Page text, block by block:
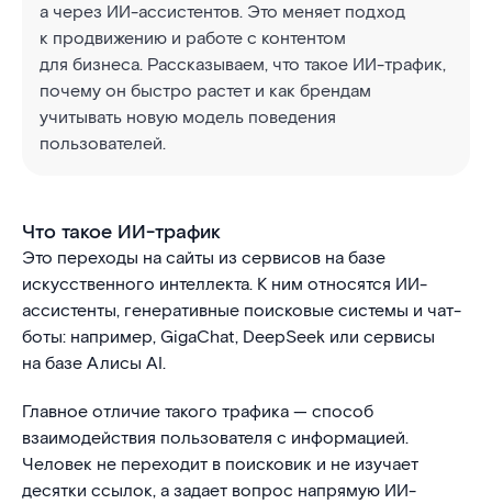
а через ИИ-ассистентов. Это меняет подход
к продвижению и работе с контентом
для бизнеса. Рассказываем, что такое ИИ-трафик,
почему он быстро растет и как брендам
учитывать новую модель поведения
пользователей.
Что такое ИИ-трафик
Это переходы на сайты из сервисов на базе
искусственного интеллекта. К ним относятся ИИ-
ассистенты, генеративные поисковые системы и чат-
боты: например, GigaChat, DeepSeek или сервисы
на базе Алисы AI.
Главное отличие такого трафика — способ
взаимодействия пользователя с информацией.
Человек не переходит в поисковик и не изучает
десятки ссылок, а задает вопрос напрямую ИИ-